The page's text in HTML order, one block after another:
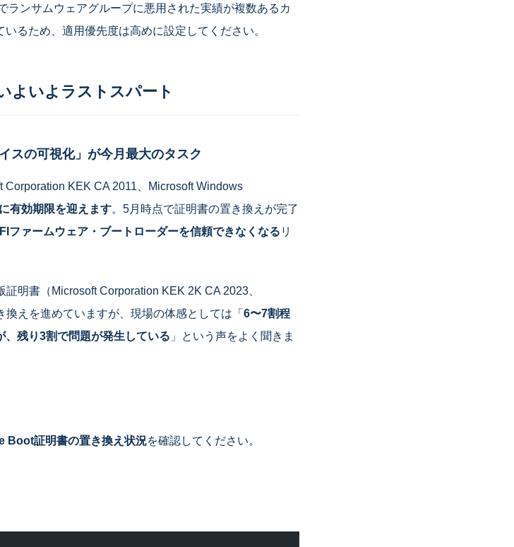
ランサムウェアグループに悪用された実績が複数あるカ
るため、適用優先度は高めに設定してください。
よいよラストスパート
スの可視化」が今月最大のタスク
KEK CA 2011、Microsoft Windows
有効期限を迎えます。5月時点で証明書の置き換えが完了
ファームウェア・ブートローダーを信頼できなくなる リ
明書（Microsoft Corporation KEK 2K CA 2023、
えを進めていますが、現場の体感としては「 6〜7割程
、残り3割で問題が発生している 」という声をよく聞きま
Boot証明書の置き換え状況を確認してください。